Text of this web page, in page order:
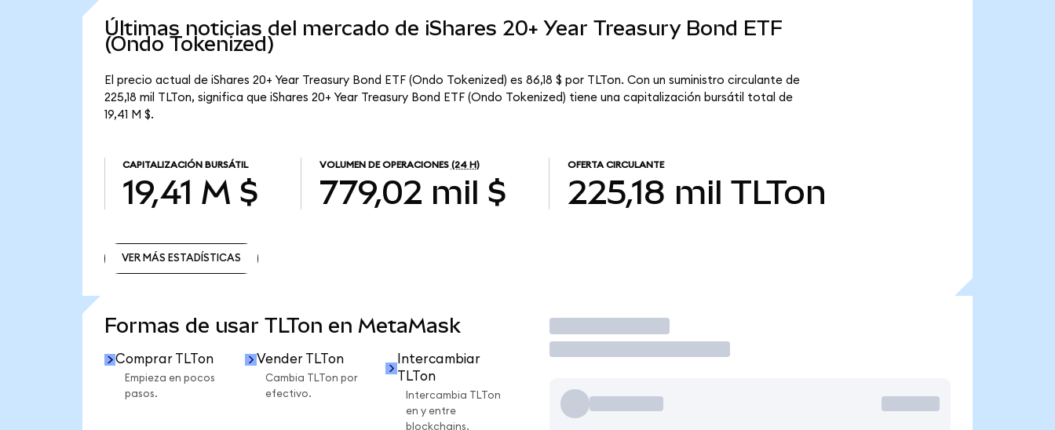
Últimas noticias del mercado de iShares 20+ Year Treasury Bond ETF
(Ondo Tokenized)
El precio actual de iShares 20+ Year Treasury Bond ETF (Ondo Tokenized) es 86,18 $ por TLTon. Con un suministro circulante de
225,18 mil TLTon, significa que iShares 20+ Year Treasury Bond ETF (Ondo Tokenized) tiene una capitalización bursátil total de
19,41 M $.
CAPITALIZACIÓN BURSÁTIL
19,41 M $
VOLUMEN DE OPERACIONES (24 H)
779,02 mil $
OFERTA CIRCULANTE
225,18 mil TLTon
VER MÁS ESTADÍSTICAS
Formas de usar TLTon en MetaMask
Comprar TLTon
Empieza en pocos
pasos.
Vender TLTon
Cambia TLTon por
efectivo.
Intercambiar
TLTon
Intercambia TLTon
en y entre
blockchains.
Operar